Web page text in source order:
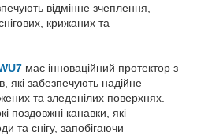
відмінне зчеплення,
крижаних та
має інноваційний протектор з
які забезпечують надійне
та зледенілих поверхнях.
поздовжні канавки, які
та снігу, запобігаючи